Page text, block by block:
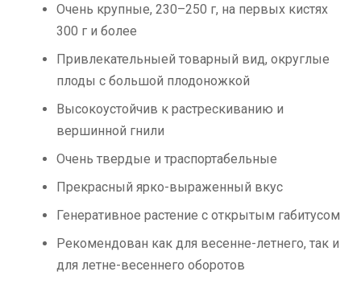
Очень крупные, 230–250 г, на первых кистях
300 г и более
Привлекательныей товарный вид, округлые
плоды с большой плодоножкой
Высокоустойчив к растрескиванию и
вершинной гнили
Очень твердые и траспортабельные
Прекрасный ярко-выраженный вкус
Генеративное растение с открытым габитусом
Рекомендован как для весенне-летнего, так и
для летне-весеннего оборотов